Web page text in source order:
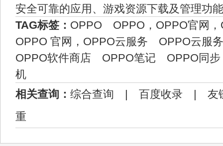
安全可靠的应用、游戏资源下载及管理功
TAG标签： OPPO
OPPO，OPPO官网
OPPO 官网，OPPO云服务
OPPO云服务
OPPO软件商店
OPPO笔记
OPPO同步
机
相关查询： 综合查询 | 百度收录 | 友
重